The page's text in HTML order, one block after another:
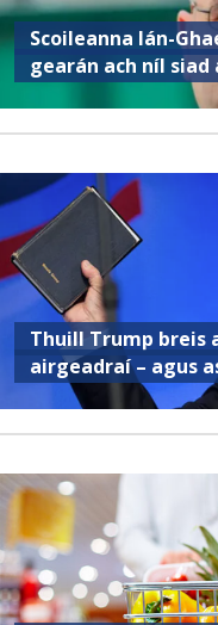
Scoileanna lán-
gearán ach níl siad
Thuill Trump breis
airgeadraí – agus